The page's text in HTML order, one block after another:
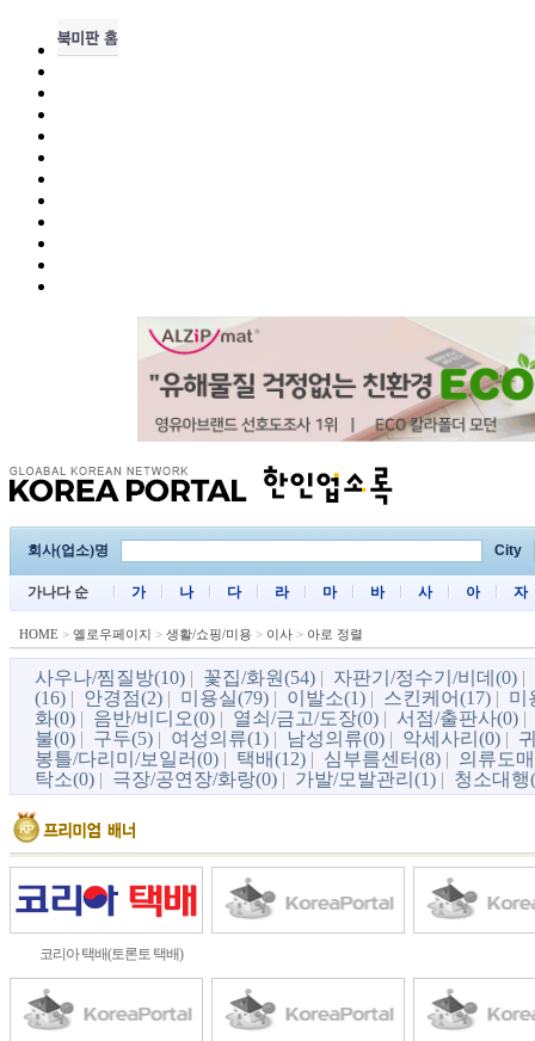
회사(업소)명 City
가나다 순 가 나 다 라 마 바 사 아 자
HOME > 옐로우페이지 > 생활/쇼핑/미용 > 이사 > 아로 정렬
사우나/찜질방(10) | 꽃집/화원(54) | 자판기/정수기/비데(0) |
(16) | 안경점(2) | 미용실(79) | 이발소(1) | 스킨케어(17) | 미
화(0) | 음반/비디오(0) | 열쇠/금고/도장(0) | 서점/출판사(0) |
불(0) | 구두(5) | 여성의류(1) | 남성의류(0) | 악세사리(0) |
봉틀/다리미/보일러(0) | 택배(12) | 심부름센터(8) | 의류도
탁소(0) | 극장/공연장/화랑(0) | 가발/모발관리(1) | 청소대행
코리아 택배(토론토 택배)